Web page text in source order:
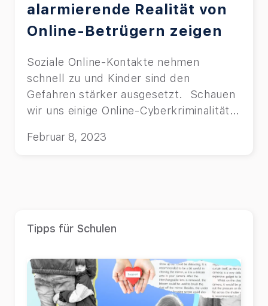
alarmierende Realität von
Online-Betrügern zeigen
Soziale Online-Kontakte nehmen
schnell zu und Kinder sind den
Gefahren stärker ausgesetzt. Schauen
wir uns einige Online-Cyberkriminalität
Februar 8, 2023
Tipps für Schulen